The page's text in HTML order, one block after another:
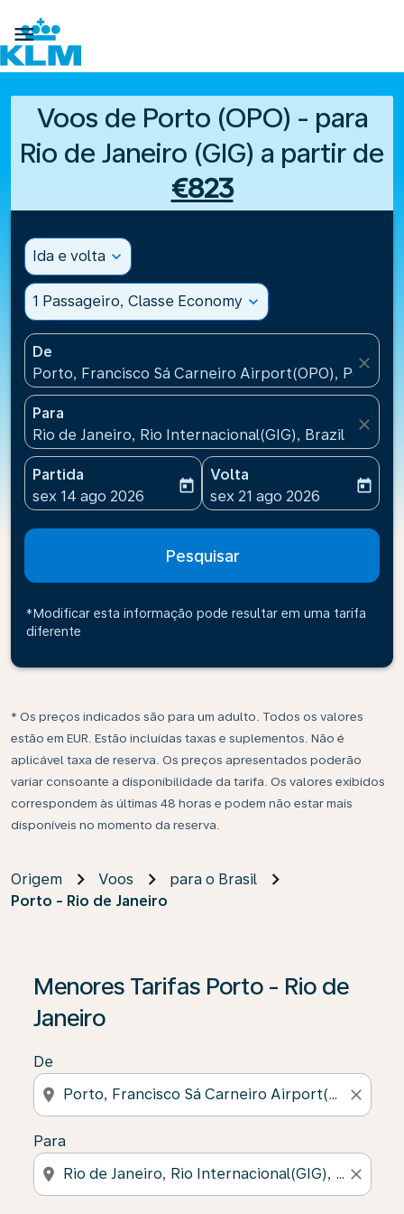

Voos de Porto (OPO) - para
Rio de Janeiro (GIG) a partir de
€823
Ida e volta expand_more
1 Passageiro, Classe Economy expand_more
De
Porto, Francisco Sá Carneiro Airport(OPO), Portugal
close
Para
Rio de Janeiro, Rio Internacional(GIG), Brazil
close
Partida
fc-booking-departure-date-aria-label
sex 14 ago 2026
today
Volta
fc-booking-return-date-
sex 21 ago 2026
today
Pesquisar
*Modificar esta informação pode resultar em uma tarifa
diferente
* Os preços indicados são para um adulto. Todos os valores
estão em EUR. Estão incluídas taxas e suplementos. Não é
aplicável taxa de reserva. Os preços apresentados poderão
variar consoante a disponibilidade da tarifa. Os valores exibidos
correspondem às últimas 48 horas e podem não estar mais
disponíveis no momento da reserva.
Origem Voos
para o Brasil
Porto - Rio de Janeiro
Menores Tarifas Porto - Rio de
Janeiro
De
location_on close
Para
location_on close